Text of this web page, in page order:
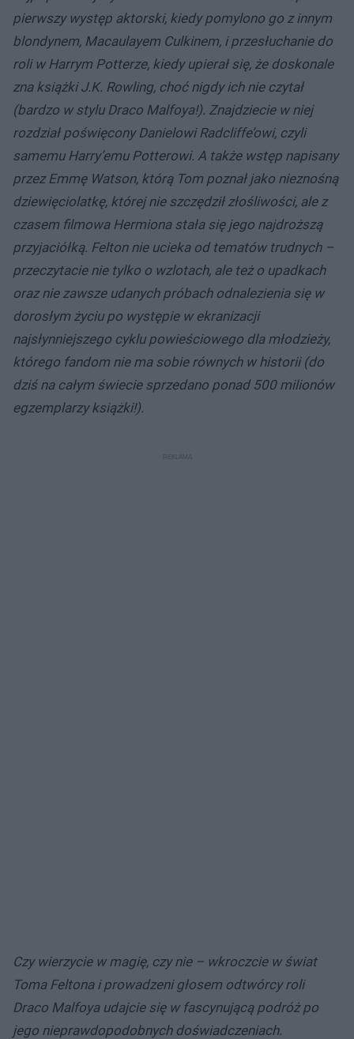
pierwszy występ aktorski, kiedy pomylono go z innym
blondynem, Macaulayem Culkinem, i przesłuchanie do
roli w Harrym Potterze, kiedy upierał się, że doskonale
zna książki J.K. Rowling, choć nigdy ich nie czytał
(bardzo w stylu Draco Malfoya!). Znajdziecie w niej
rozdział poświęcony Danielowi Radcliffe’owi, czyli
samemu Harry’emu Potterowi. A także wstęp napisany
przez Emmę Watson, którą Tom poznał jako nieznośną
dziewięciolatkę, której nie szczędził złośliwości, ale z
czasem filmowa Hermiona stała się jego najdroższą
przyjaciółką. Felton nie ucieka od tematów trudnych –
przeczytacie nie tylko o wzlotach, ale też o upadkach
oraz nie zawsze udanych próbach odnalezienia się w
dorosłym życiu po występie w ekranizacji
najsłynniejszego cyklu powieściowego dla młodzieży,
którego fandom nie ma sobie równych w historii (do
dziś na całym świecie sprzedano ponad 500 milionów
egzemplarzy książki!).
Czy wierzycie w magię, czy nie – wkroczcie w świat
Toma Feltona i prowadzeni głosem odtwórcy roli
Draco Malfoya udajcie się w fascynującą podróż po
jego nieprawdopodobnych doświadczeniach.